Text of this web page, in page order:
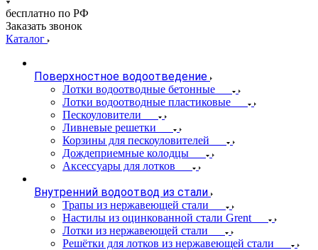
бесплатно по РФ
Заказать звонок
Каталог
Поверхностное водоотведение
Лотки водоотводные бетонные
Лотки водоотводные пластиковые
Пескоуловители
Ливневые решетки
Корзины для пескоуловителей
Дождеприемные колодцы
Аксессуары для лотков
Внутренний водоотвод из стали
Трапы из нержавеющей стали
Настилы из оцинкованной стали Grent
Лотки из нержавеющей стали
Решётки для лотков из нержавеющей стали